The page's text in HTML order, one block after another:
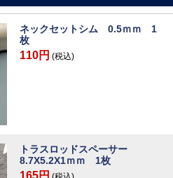
ネックセットシム 0.5ｍｍ 1
枚
110円 (税込)
トラスロッドスペーサー
8.7X5.2X1ｍｍ 1枚
165円